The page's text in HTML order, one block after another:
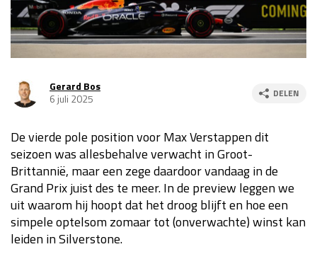
Race
za 13:00 - 15:00
Kwalificatie
za 23:00 - 00:00
Race
zo 21:00 - 23:00
GP MEXICO 2026
Kwalificatie
za 19:00 - 20:00
Race
zo 18:00 - 20:00
Gerard Bos
6 juli 2025
DELEN
De vierde pole position voor Max Verstappen dit
seizoen was allesbehalve verwacht in Groot-
Brittannië, maar een zege daardoor vandaag in de
Grand Prix juist des te meer. In de preview leggen we
uit waarom hij hoopt dat het droog blijft en hoe een
simpele optelsom zomaar tot (onverwachte) winst kan
leiden in Silverstone.